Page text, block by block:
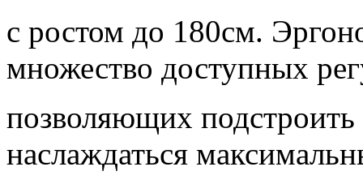
с ростом до 180см.
множество доступных
позволяющих подстроить
наслаждаться